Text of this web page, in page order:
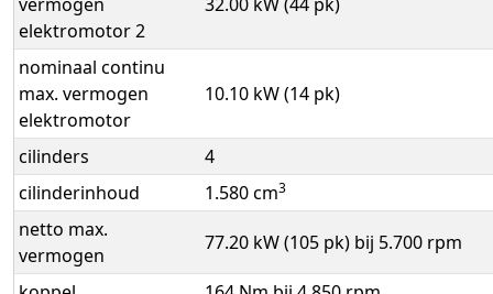
elektromotor 2
nominaal continu
max. vermogen
elektromotor
10.10 kW (14 pk)
cilinders
4
cilinderinhoud
1.580 cm3
netto max.
vermogen
77.20 kW (105 pk) bij 5.700 rpm